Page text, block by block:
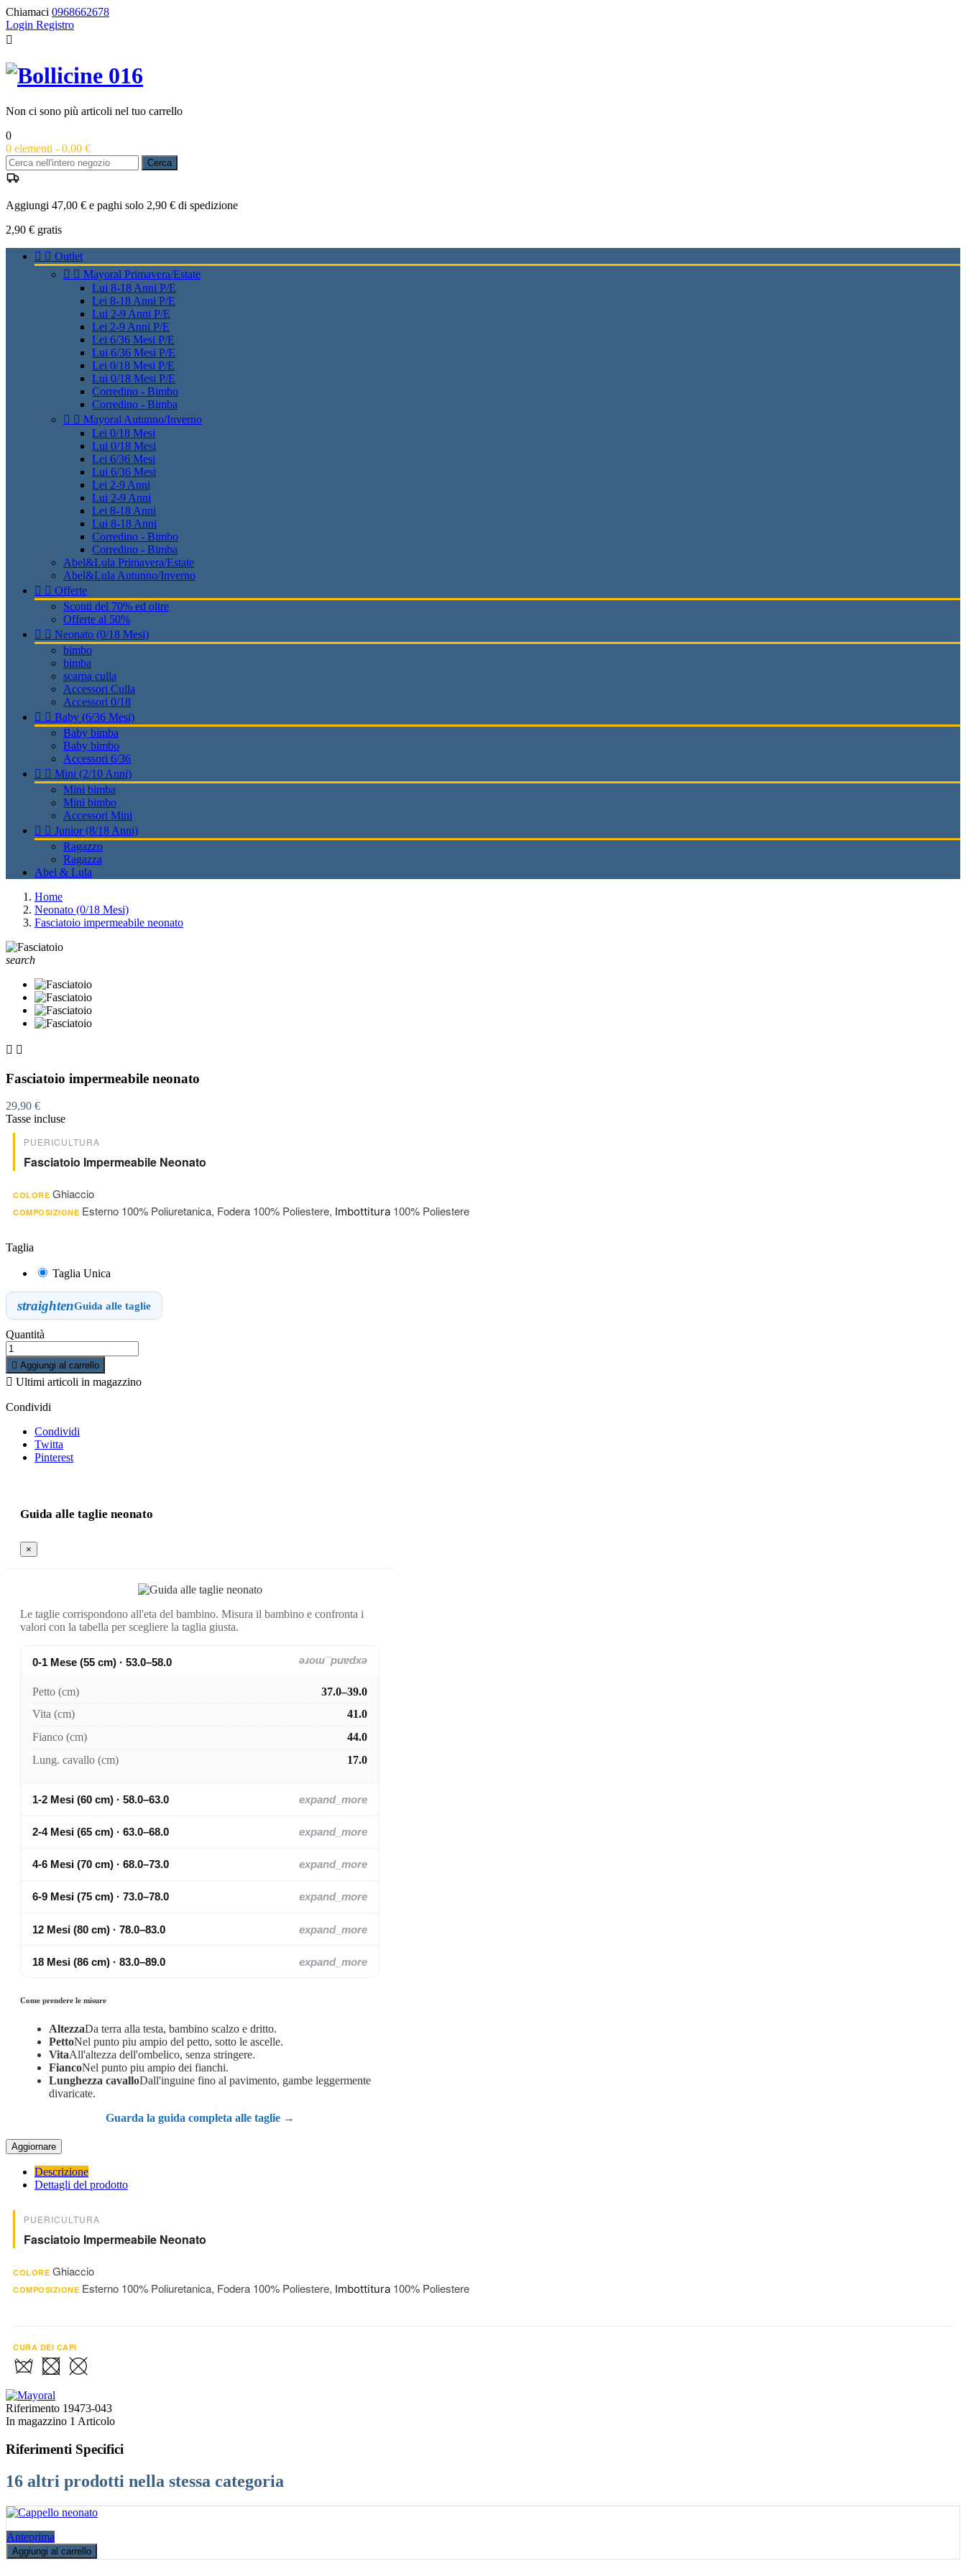
Chiamaci 0968662678
Login Registro

Non ci sono più articoli nel tuo carrello
0
0 elementi - 0,00 €
Cerca
Aggiungi 47,00 € e paghi solo 2,90 € di spedizione
2,90 € gratis
  Outlet
  Mayoral Primavera/Estate
Lui 8-18 Anni P/E
Lei 8-18 Anni P/E
Lui 2-9 Anni P/E
Lei 2-9 Anni P/E
Lei 6/36 Mesi P/E
Lui 6/36 Mesi P/E
Lei 0/18 Mesi P/E
Lui 0/18 Mesi P/E
Corredino - Bimbo
Corredino - Bimba
  Mayoral Autunno/Inverno
Lei 0/18 Mesi
Lui 0/18 Mesi
Lei 6/36 Mesi
Lui 6/36 Mesi
Lei 2-9 Anni
Lui 2-9 Anni
Lei 8-18 Anni
Lui 8-18 Anni
Corredino - Bimbo
Corredino - Bimba
Abel&Lula Primavera/Estate
Abel&Lula Autunno/Inverno
  Offerte
Sconti del 70% ed oltre
Offerte al 50%
  Neonato (0/18 Mesi)
bimbo
bimba
scarpa culla
Accessori Culla
Accessori 0/18
  Baby (6/36 Mesi)
Baby bimba
Baby bimbo
Accessori 6/36
  Mini (2/10 Anni)
Mini bimba
Mini bimbo
Accessori Mini
  Junior (8/18 Anni)
Ragazzo
Ragazza
Abel & Lula
Home
Neonato (0/18 Mesi)
Fasciatoio impermeabile neonato
search
 
Fasciatoio impermeabile neonato
29,90 €
Tasse incluse
PUERICULTURA
Fasciatoio Impermeabile Neonato
COLORE Ghiaccio
COMPOSIZIONE Esterno 100% Poliuretanica, Fodera 100% Poliestere, Imbottitura 100% Poliestere
Taglia
Taglia Unica
straightenGuida alle taglie
Quantità
 Aggiungi al carrello
 Ultimi articoli in magazzino
Condividi
Condividi
Twitta
Pinterest
Guida alle taglie neonato
×
Le taglie corrispondono all'eta del bambino. Misura il bambino e confronta i
valori con la tabella per scegliere la taglia giusta.
0-1 Mese (55 cm) · 53.0–58.0 expand_more
Petto (cm)
37.0–39.0
Vita (cm)
41.0
Fianco (cm)
44.0
Lung. cavallo (cm)
17.0
1-2 Mesi (60 cm) · 58.0–63.0 expand_more
2-4 Mesi (65 cm) · 63.0–68.0 expand_more
4-6 Mesi (70 cm) · 68.0–73.0 expand_more
6-9 Mesi (75 cm) · 73.0–78.0 expand_more
12 Mesi (80 cm) · 78.0–83.0 expand_more
18 Mesi (86 cm) · 83.0–89.0 expand_more
Come prendere le misure
AltezzaDa terra alla testa, bambino scalzo e dritto.
PettoNel punto piu ampio del petto, sotto le ascelle.
VitaAll'altezza dell'ombelico, senza stringere.
FiancoNel punto piu ampio dei fianchi.
Lunghezza cavalloDall'inguine fino al pavimento, gambe leggermente
divaricate.
Guarda la guida completa alle taglie →
Descrizione
Dettagli del prodotto
PUERICULTURA
Fasciatoio Impermeabile Neonato
COLORE Ghiaccio
COMPOSIZIONE Esterno 100% Poliuretanica, Fodera 100% Poliestere, Imbottitura 100% Poliestere
CURA DEI CAPI
Riferimento 19473-043
In magazzino 1 Articolo
Riferimenti Specifici
16 altri prodotti nella stessa categoria
Anteprima
Aggiungi al carrello